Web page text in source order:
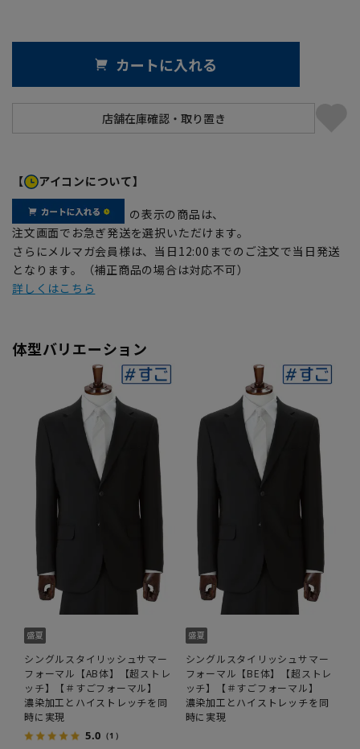
カートに入れる
【 アイコンについて】
の表示の商品は、
注文画面でお急ぎ発送を選択いただけます。
さらにメルマガ会員様は、当日12:00までのご注文で当日発送
となります。（補正商品の場合は対応不可）
詳しくはこちら
体型バリエーション
シングルスタイリッシュサマー
フォーマル【AB体】【超ストレ
ッチ】【＃すごフォーマル】
濃染加工とハイストレッチを同
時に実現
5.0 （1）
シングルスタイリッシュサマー
フォーマル【BE体】【超ストレ
ッチ】【＃すごフォーマル】
濃染加工とハイストレッチを同
時に実現